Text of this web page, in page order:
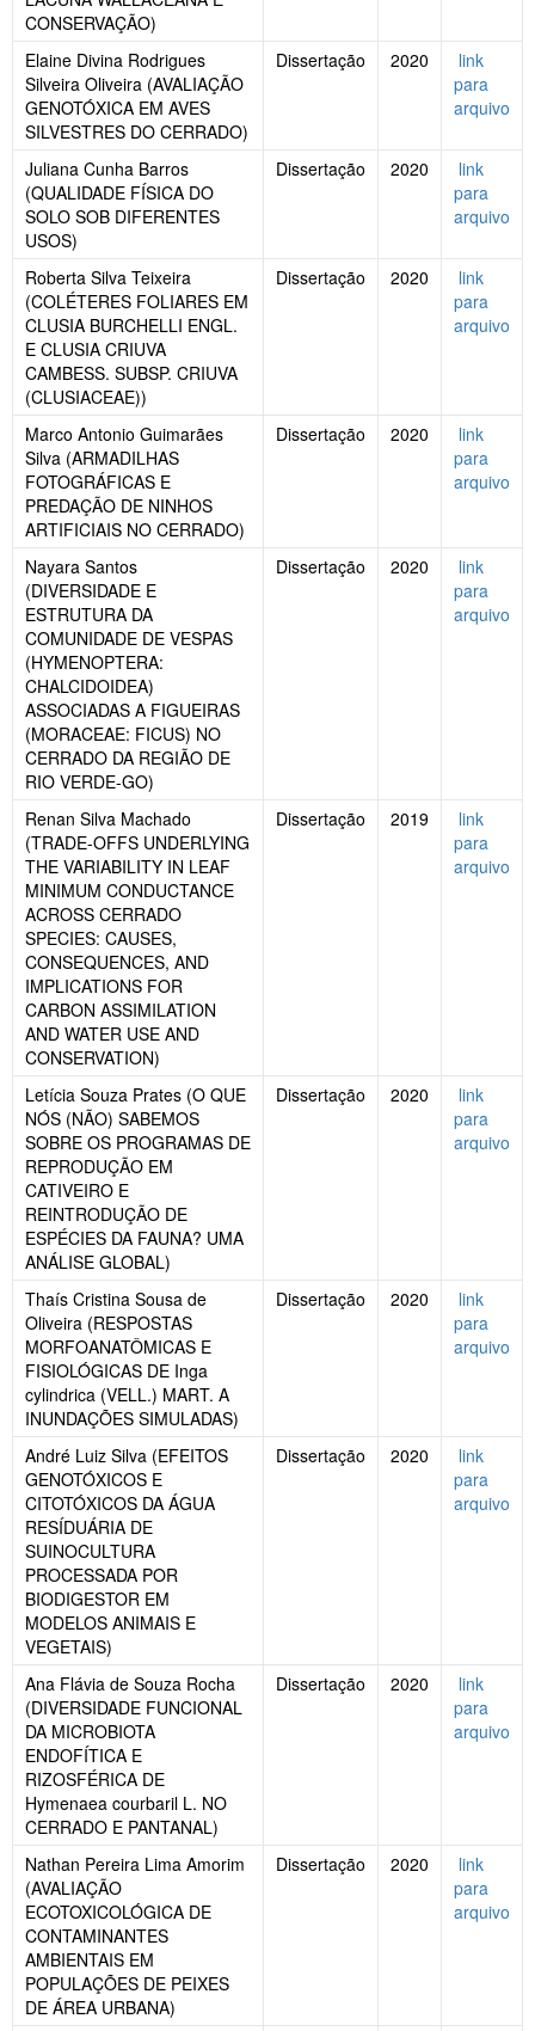
CONSERVAÇÃO)
Elaine Divina Rodrigues
Silveira Oliveira (AVALIAÇÃO
GENOTÓXICA EM AVES
SILVESTRES DO CERRADO)
Dissertação 2020
link
para
arquivo
Juliana Cunha Barros
(QUALIDADE FÍSICA DO
SOLO SOB DIFERENTES
USOS)
Dissertação 2020
link
para
arquivo
Roberta Silva Teixeira
(COLÉTERES FOLIARES EM
CLUSIA BURCHELLI ENGL.
E CLUSIA CRIUVA
CAMBESS. SUBSP. CRIUVA
(CLUSIACEAE))
Dissertação 2020
link
para
arquivo
Marco Antonio Guimarães
Silva (ARMADILHAS
FOTOGRÁFICAS E
PREDAÇÃO DE NINHOS
ARTIFICIAIS NO CERRADO)
Dissertação 2020
link
para
arquivo
Nayara Santos
(DIVERSIDADE E
ESTRUTURA DA
COMUNIDADE DE VESPAS
(HYMENOPTERA:
CHALCIDOIDEA)
ASSOCIADAS A FIGUEIRAS
(MORACEAE: FICUS) NO
CERRADO DA REGIÃO DE
RIO VERDE-GO)
Dissertação 2020
link
para
arquivo
Renan Silva Machado
(TRADE-OFFS UNDERLYING
THE VARIABILITY IN LEAF
MINIMUM CONDUCTANCE
ACROSS CERRADO
SPECIES: CAUSES,
CONSEQUENCES, AND
IMPLICATIONS FOR
CARBON ASSIMILATION
AND WATER USE AND
CONSERVATION)
Dissertação 2019
link
para
arquivo
Letícia Souza Prates (O QUE
NÓS (NÃO) SABEMOS
SOBRE OS PROGRAMAS DE
REPRODUÇÃO EM
CATIVEIRO E
REINTRODUÇÃO DE
ESPÉCIES DA FAUNA? UMA
ANÁLISE GLOBAL)
Dissertação 2020
link
para
arquivo
Thaís Cristina Sousa de
Oliveira (RESPOSTAS
MORFOANATÔMICAS E
FISIOLÓGICAS DE Inga
cylindrica (VELL.) MART. A
INUNDAÇÕES SIMULADAS)
Dissertação 2020
link
para
arquivo
André Luiz Silva (EFEITOS
GENOTÓXICOS E
CITOTÓXICOS DA ÁGUA
RESÍDUÁRIA DE
SUINOCULTURA
PROCESSADA POR
BIODIGESTOR EM
MODELOS ANIMAIS E
VEGETAIS)
Dissertação 2020
link
para
arquivo
Ana Flávia de Souza Rocha
(DIVERSIDADE FUNCIONAL
DA MICROBIOTA
ENDOFÍTICA E
RIZOSFÉRICA DE
Hymenaea courbaril L. NO
CERRADO E PANTANAL)
Dissertação 2020
link
para
arquivo
Nathan Pereira Lima Amorim
(AVALIAÇÃO
ECOTOXICOLÓGICA DE
CONTAMINANTES
AMBIENTAIS EM
POPULAÇÕES DE PEIXES
DE ÁREA URBANA)
Dissertação 2020
link
para
arquivo